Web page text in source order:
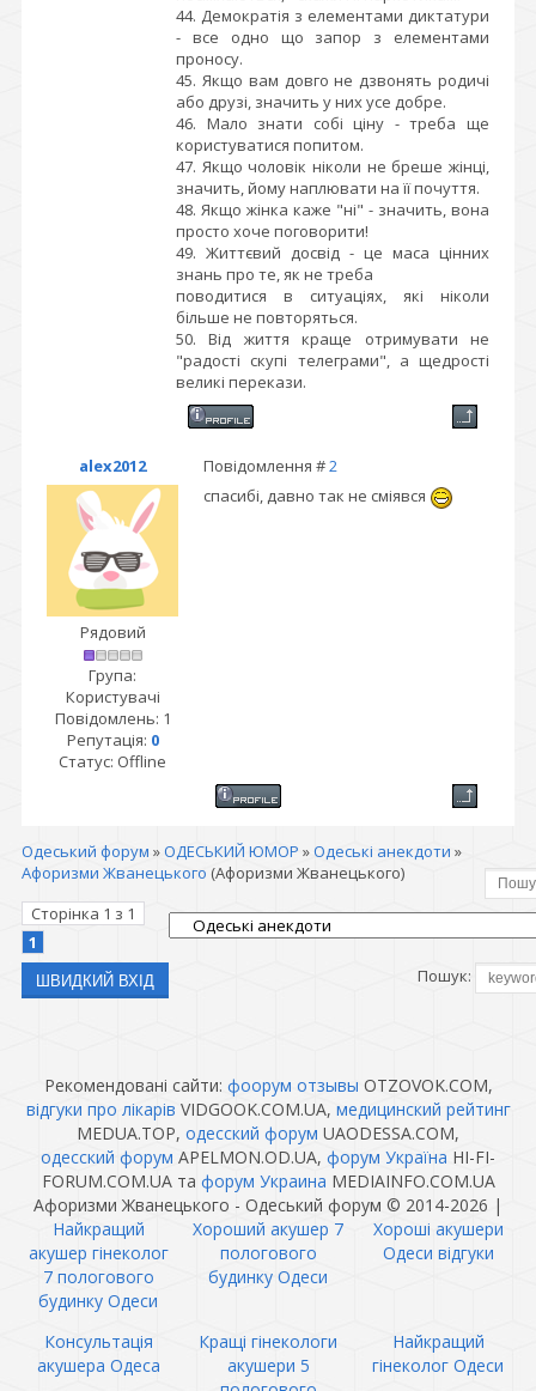
44. Демократія з елементами диктатури
- все одно що запор з елементами
проносу.
45. Якщо вам довго не дзвонять родичі
або друзі, значить у них усе добре.
46. Мало знати собі ціну - треба ще
користуватися попитом.
47. Якщо чоловік ніколи не бреше жінці,
значить, йому наплювати на її почуття.
48. Якщо жінка каже "ні" - значить, вона
просто хоче поговорити!
49. Життєвий досвід - це маса цінних
знань про те, як не треба
поводитися в ситуаціях, які ніколи
більше не повторяться.
50. Від життя краще отримувати не
"радості скупі телеграми", а щедрості
великі перекази.
alex2012 Повідомлення #2
Рядовий
Група:
Користувачі
Повідомлень: 1
Репутація: 0
Статус: Offline
спасибі, давно так не сміявся
Одеський форум »ОДЕСЬКИЙ ЮМОР »Одеські анекдоти »
Афоризми Жванецького (Афоризми Жванецького)
Сторінка 1 з 1
1
Пошук:
Рекомендовані сайти: фоорум отзывы OTZOVOK.COM,
відгуки про лікарів VIDGOOK.COM.UA, медицинский рейтинг
MEDUA.TOP, одесский форум UAODESSA.COM,
одесский форум APELMON.OD.UA, форум Україна HI-FI-
FORUM.COM.UA та форум Украина MEDIAINFO.COM.UA
Афоризми Жванецького - Одеський форум © 2014-2026 |
Найкращий
акушер гінеколог
7 пологового
будинку Одеси
Хороший акушер 7
пологового
будинку Одеси
Хороші акушери
Одеси відгуки
Консультація
акушера Одеса
Кращі гінекологи
акушери 5
Найкращий
гінеколог Одеси